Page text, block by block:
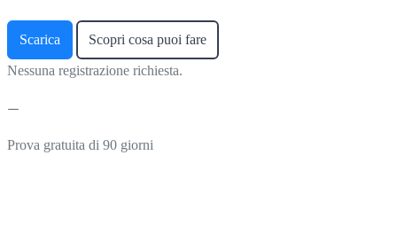
Scarica Scopri cosa puoi fare
Nessuna registrazione richiesta.
Prova gratuita di 90 giorni